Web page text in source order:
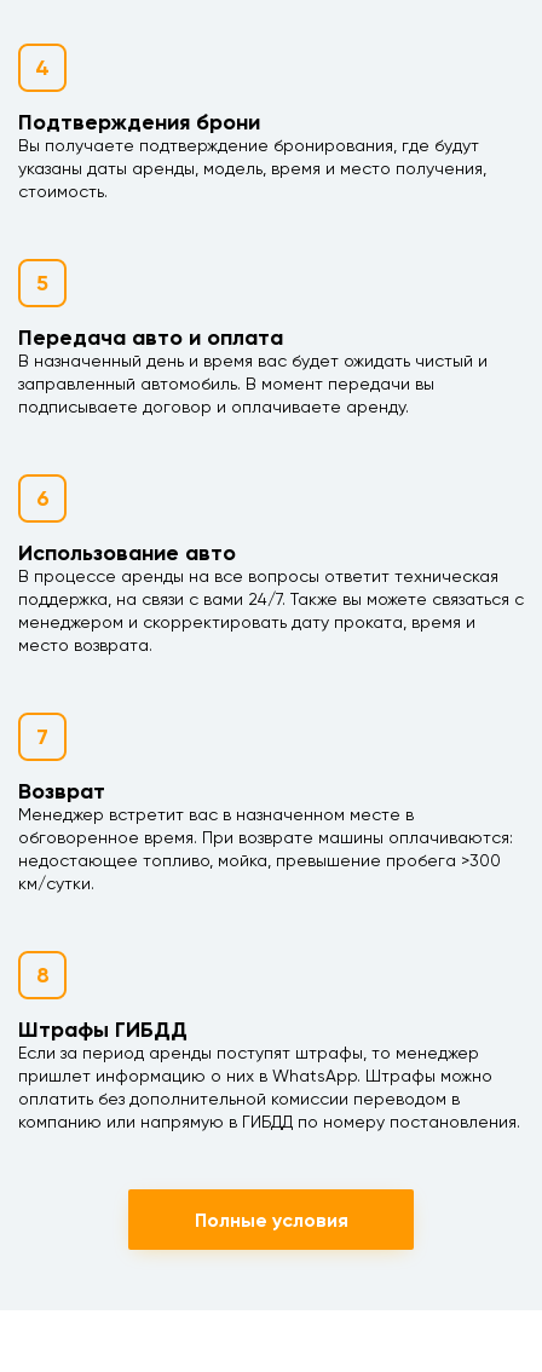
4
Подтверждения брони
Вы получаете подтверждение бронирования, где будут
указаны даты аренды, модель, время и место получения,
стоимость.
5
Передача авто и оплата
В назначенный день и время вас будет ожидать чистый и
заправленный автомобиль. В момент передачи вы
подписываете договор и оплачиваете аренду.
6
Использование авто
В процессе аренды на все вопросы ответит техническая
поддержка, на связи с вами 24/7. Также вы можете связаться с
менеджером и скорректировать дату проката, время и
место возврата.
7
Возврат
Менеджер встретит вас в назначенном месте в
обговоренное время. При возврате машины оплачиваются:
недостающее топливо, мойка, превышение пробега >300
км/сутки.
8
Штрафы ГИБДД
Если за период аренды поступят штрафы, то менеджер
пришлет информацию о них в WhatsApp. Штрафы можно
оплатить без дополнительной комиссии переводом в
компанию или напрямую в ГИБДД по номеру постановления.
Полные условия